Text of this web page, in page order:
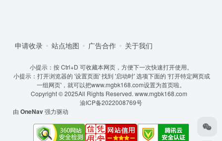
申请收录 站点地图 广告合作 关于我们
小提示：按 Ctrl+D 可收藏本网页，方便下一次快速打开使用。
小提示：打开浏览器的 '设置页面' 找到 '启动时' 选项下面的 '打开特定网页或
一组网页'，就可以把www.mgbk168.com设置为首页啦。
Copyright © 2025All Rights Reserved. www.mgbk168.com
渝ICP备2022008769号
由 OneNav强力驱动